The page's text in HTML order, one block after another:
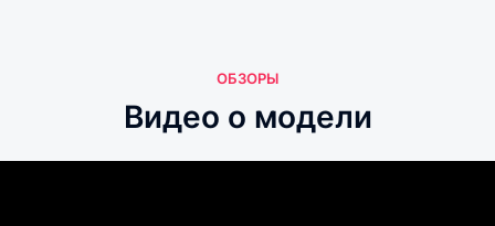
ОБЗОРЫ
Видео о модели